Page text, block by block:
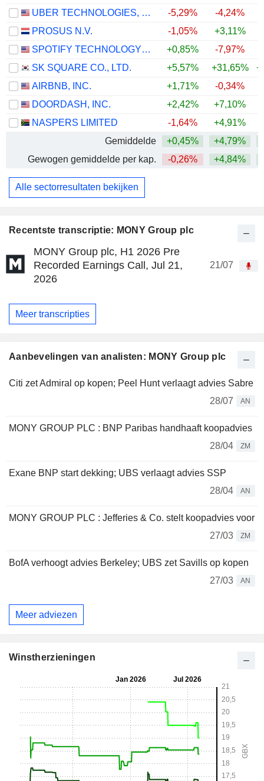
Recentste transcriptie: MONY Group plc
MONY Group plc, H1 2026 Pre
Recorded Earnings Call, Jul 21,
2026
21/07
Meer transcripties
Aanbevelingen van analisten: MONY Group plc
Citi zet Admiral op kopen; Peel Hunt verlaagt advies Sabre
28/07
AN
MONY GROUP PLC : BNP Paribas handhaaft koopadvies
28/04
ZM
Exane BNP start dekking; UBS verlaagt advies SSP
28/04
AN
MONY GROUP PLC : Jefferies & Co. stelt koopadvies voor
27/03
ZM
BofA verhoogt advies Berkeley; UBS zet Savills op kopen
27/03
AN
Meer adviezen
UBER TECHNOLOGIES, INC.
-5,29% -4,24%
PROSUS N.V.
-1,05% +3,11%
SPOTIFY TECHNOLOGY S.A.
+0,85% -7,97%
SK SQUARE CO., LTD.
+5,57% +31,65%
AIRBNB, INC.
+1,71% -0,34%
DOORDASH, INC.
+2,42% +7,10%
NASPERS LIMITED
-1,64% +4,91%
Gemiddelde
+0,45% +4,79%
Gewogen gemiddelde per kap.
-0,26% +4,84%
Alle sectorresultaten bekijken
Winstherzieningen